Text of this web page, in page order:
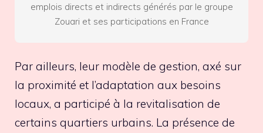
emplois directs et indirects générés par le groupe
Zouari et ses participations en France
Par ailleurs, leur modèle de gestion, axé sur
la proximité et l’adaptation aux besoins
locaux, a participé à la revitalisation de
certains quartiers urbains. La présence de